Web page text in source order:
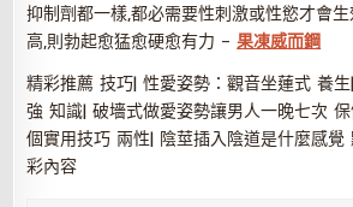
抑制劑都一樣,都必需要性刺激或性慾才會
高,則勃起愈猛愈硬愈有力 –果凍威而鋼
精彩推薦 技巧| 性愛姿勢：觀音坐蓮式 養
強 知識| 破墻式做愛姿勢讓男人一晚七次
個實用技巧 兩性| 陰莖插入陰道是什麼感覺
彩內容